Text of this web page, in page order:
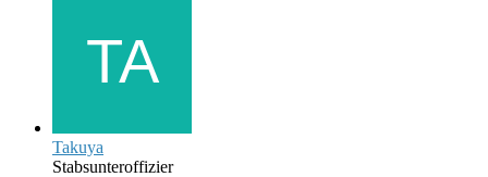
Takuya
Stabsunteroffizier